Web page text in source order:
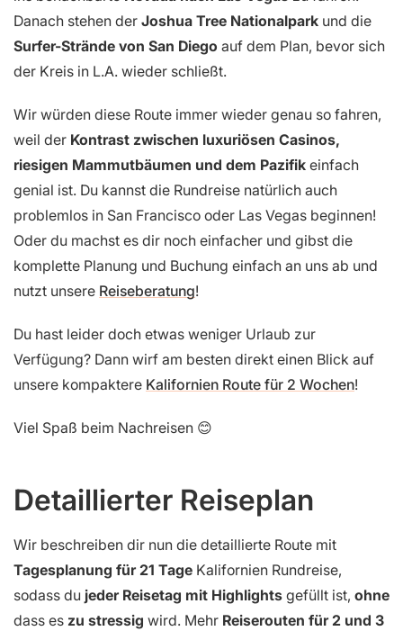
Danach stehen der Joshua Tree Nationalpark und die
Surfer-Strände von San Diego auf dem Plan, bevor sich
der Kreis in L.A. wieder schließt.
Wir würden diese Route immer wieder genau so fahren,
weil der Kontrast zwischen luxuriösen Casinos,
riesigen Mammutbäumen und dem Pazifik einfach
genial ist. Du kannst die Rundreise natürlich auch
problemlos in San Francisco oder Las Vegas beginnen!
Oder du machst es dir noch einfacher und gibst die
komplette Planung und Buchung einfach an uns ab und
nutzt unsere Reiseberatung!
Du hast leider doch etwas weniger Urlaub zur
Verfügung? Dann wirf am besten direkt einen Blick auf
unsere kompaktere Kalifornien Route für 2 Wochen!
Viel Spaß beim Nachreisen 😊
Detaillierter Reiseplan
Wir beschreiben dir nun die detaillierte Route mit
Tagesplanung für 21 Tage Kalifornien Rundreise,
sodass du jeder Reisetag mit Highlights gefüllt ist, ohne
dass es zu stressig wird. Mehr Reiserouten für 2 und 3